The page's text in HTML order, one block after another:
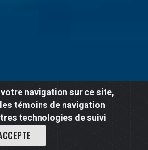
- 2026 Climatisation Atlas. Tous les
Création par: Web-experts
navigation sur ce site,
témoins de navigation
technologies de suivi